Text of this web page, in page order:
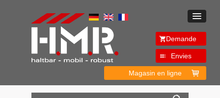
Demande
Envies
Magasin en ligne